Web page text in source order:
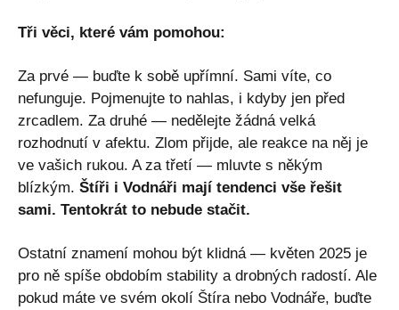
Tři věci, které vám pomohou:
Za prvé — buďte k sobě upřímní. Sami víte, co
nefunguje. Pojmenujte to nahlas, i kdyby jen před
zrcadlem. Za druhé — nedělejte žádná velká
rozhodnutí v afektu. Zlom přijde, ale reakce na něj je
ve vašich rukou. A za třetí — mluvte s někým
blízkým. Štíři i Vodnáři mají tendenci vše řešit
sami. Tentokrát to nebude stačit.
Ostatní znamení mohou být klidná — květen 2025 je
pro ně spíše obdobím stability a drobných radostí. Ale
pokud máte ve svém okolí Štíra nebo Vodnáře, buďte